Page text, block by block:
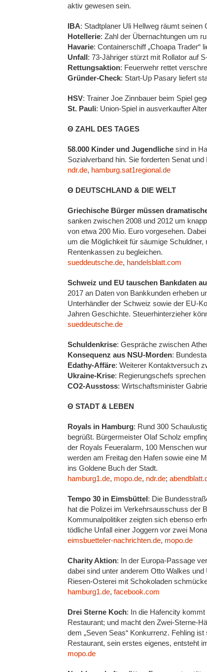
aktiv gewesen sein.
IBA: Stadtplaner Uli Hellweg räumt seinen
Hotellerie: Zahl der Übernachtungen um
Havarie: Containerschiff „Choapa Trader“
Unfall: 73-Jähriger stürzt mit Rollator auf
Rettungsaktion: Feuerwehr rettet
Gründer-Check: Start-Up Pasary liefert
HSV: Trainer Joe Zinnbauer beim Spiel
St. Pauli: Union-Spiel in ausverkaufter
Θ ZAHL DES TAGES
58.000 Kinder und Jugendliche sind in
Sozialverband hin. Sie forderten Senat
ndr.de, hamburg.sat1regional.de
Θ DEUTSCHLAND & DIE WELT
Griechische Bürger müssen
sanken zwischen 2008 und 2012 um
von etwa 200 Mio. Euro vorgesehen.
um die Möglichkeit für säumige
Rentenkassen zu begleichen.
sueddeutsche.de, handelsblatt.com
Schweiz und EU tauschen Bankdaten
2017 an Daten von Bankkunden erheben
Unterhändler der Schweiz sowie der EU-
Jahren Geschichte. Steuerhinterzieher
sueddeutsche.de
Schuldenkrise: Gespräche zwischen
Konsequenz aus NSU-Morden:
Edathy-Affäre: Weiterer Kontaktversuch
Ukraine-Krise: Regierungschefs
CO2-Ausstoss: Wirtschaftsminister
Θ STADT & LEBEN
Royals in Hamburg: Rund 300
begrüßt. Bürgermeister Olaf Scholz
der Royals Feueralarm, 100 Menschen
werden am Freitag den Hafen sowie eine
ins Goldene Buch der Stadt.
hamburg1.de, mopo.de, ndr.de;
Tempo 30 in Eimsbüttel: Die
hat die Polizei im Verkehrsausschuss der
Kommunalpolitiker zeigten sich ebenso
tödliche Unfall einer Joggern vor zwei
eimsbuetteler-nachrichten.de, mopo.de
Charity Aktion: In der Europa-Passage
dabei sind unter anderem Otto Walkes
Riesen-Osterei mit Schokoladen
hamburg1.de, facebook.com
Drei Sterne Koch: In die Hafencity
Restaurant; und macht den Zwei-Sterne-
dem „Seven Seas“ Konkurrenz. Fehling
Restaurant, sein erstes eigenes, entsteht
mopo.de